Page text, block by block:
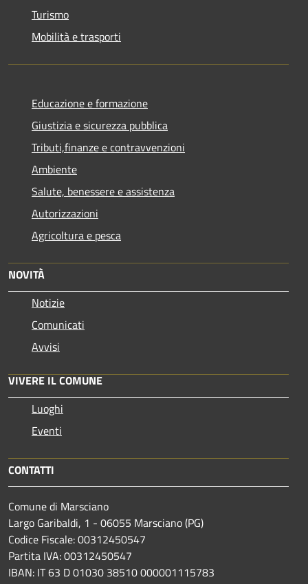
Turismo
Mobilità e trasporti
Educazione e formazione
Giustizia e sicurezza pubblica
Tributi,finanze e contravvenzioni
Ambiente
Salute, benessere e assistenza
Autorizzazioni
Agricoltura e pesca
NOVITÀ
Notizie
Comunicati
Avvisi
VIVERE IL COMUNE
Luoghi
Eventi
CONTATTI
Comune di Marsciano
Largo Garibaldi, 1 - 06055 Marsciano (PG)
Codice Fiscale: 00312450547
Partita IVA: 00312450547
IBAN: IT 63 D 01030 38510 000001115783